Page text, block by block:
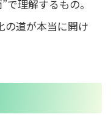
理解するもの。
の道が本当に開け